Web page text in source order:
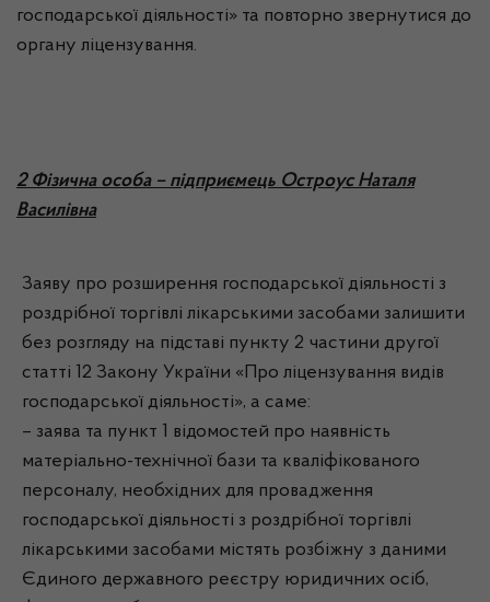
господарської діяльності» та повторно звернутися до
органу ліцензування.
2 Фізична особа – підприємець Остроус Наталя
Василівна
Заяву про розширення господарської діяльності з
роздрібної торгівлі лікарськими засобами залишити
без розгляду на підставі пункту 2 частини другої
статті 12 Закону України «Про ліцензування видів
господарської діяльності», а саме:
– заява та пункт 1 відомостей про наявність
матеріально-технічної бази та кваліфікованого
персоналу, необхідних для провадження
господарської діяльності з роздрібної торгівлі
лікарськими засобами містять розбіжну з даними
Єдиного державного реєстру юридичних осіб,